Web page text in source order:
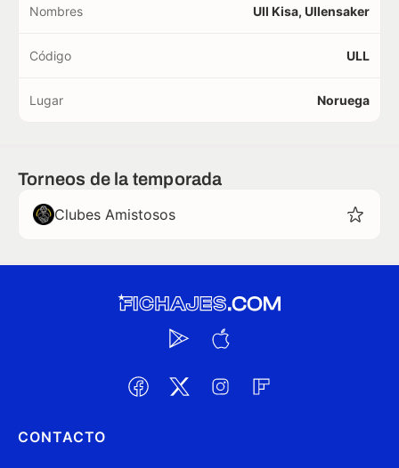
Nombres Ull Kisa, Ullensaker
Código ULL
Lugar Noruega
Torneos de la temporada
Clubes Amistosos
CONTACTO